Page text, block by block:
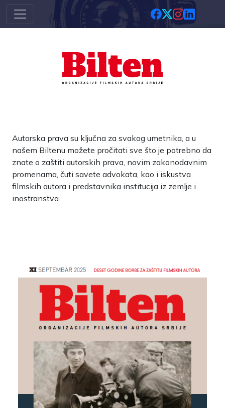
Skip to main content
Autorska prava su ključna za svakog umetnika, a u
našem Biltenu možete pročitati sve što je potrebno da
znate o zaštiti autorskih prava, novim zakonodavnim
promenama, čuti savete advokata, kao i iskustva
filmskih autora i predstavnika institucija iz zemlje i
inostranstva.